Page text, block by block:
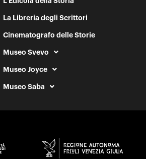
La Libreria degli Scrittori
Cinematografo delle Storie
Museo Svevo
Museo Joyce
Museo Saba